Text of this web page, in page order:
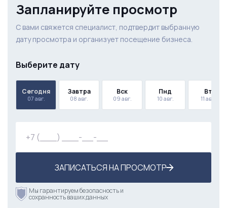
Запланируйте просмотр
С вами свяжется специалист, подтвердит выбранную
дату просмотра и организует посещение бизнеса.
Выберите дату
Сегодня
07 авг.
Завтра
08 авг.
Вск
09 авг.
Пнд
10 авг.
Вт
11 авг.
ЗАПИСАТЬСЯ НА ПРОСМОТР
Мы гарантируем безопасность и
сохранность ваших данных